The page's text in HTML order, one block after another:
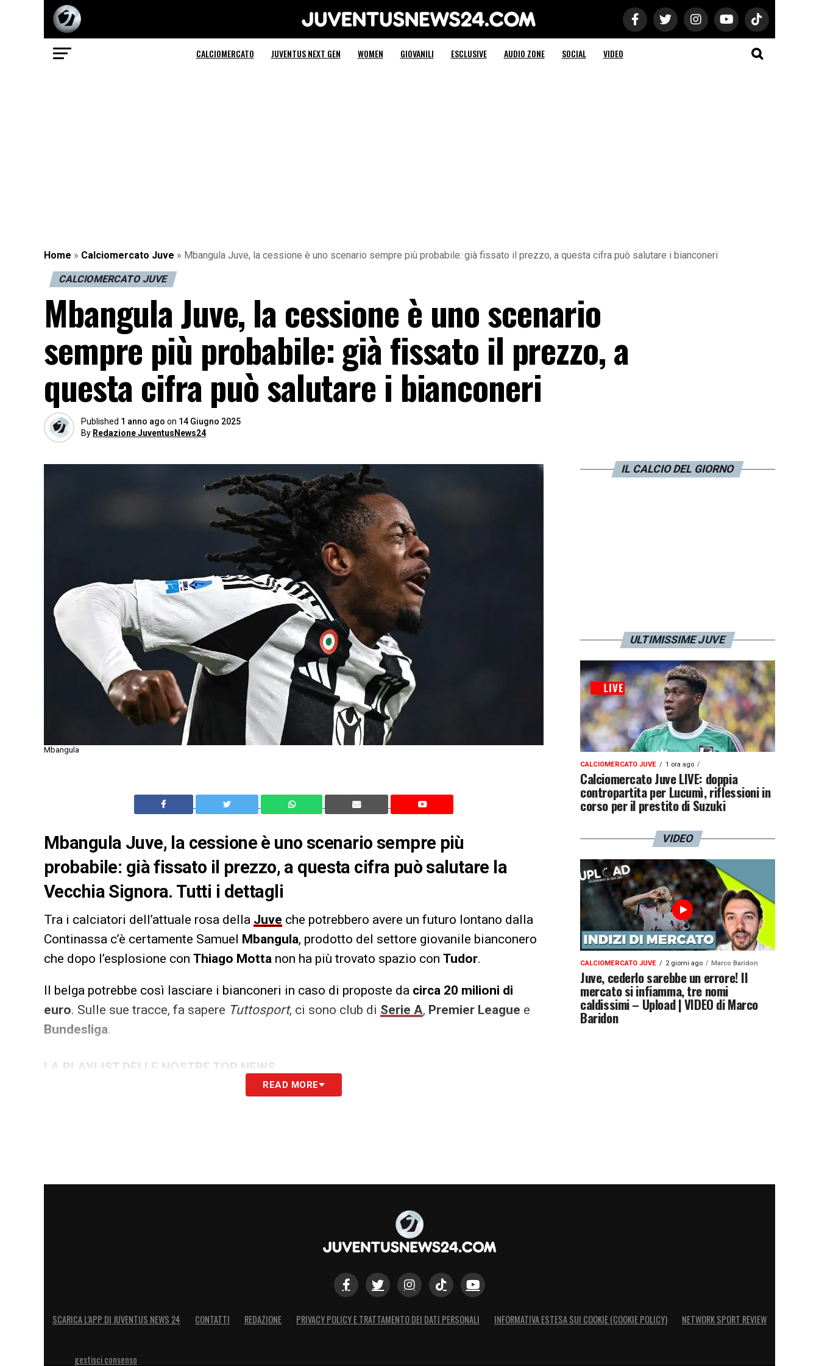
Juventus News 24
CALCIOMERCATO JUVENTUS NEXT GEN WOMEN GIOVANILI ESCLUSIVE AUDIO ZONE SOCIAL VIDEO
Home » Calciomercato Juve » Mbangula Juve, la cessione è uno scenario sempre più probabile: già fissato il prezzo, a questa cifra può salutare i bianconeri
CALCIOMERCATO JUVE
Mbangula Juve, la cessione è uno scenario
sempre più probabile: già fissato il prezzo, a
questa cifra può salutare i bianconeri
Published 1 anno ago on 14 Giugno 2025
By Redazione JuventusNews24
Mbangula
Mbangula Juve, la cessione è uno scenario sempre più
probabile: già fissato il prezzo, a questa cifra può salutare la
Vecchia Signora. Tutti i dettagli
Tra i calciatori dell’attuale rosa della Juve che potrebbero avere un futuro lontano dalla
Continassa c’è certamente Samuel Mbangula, prodotto del settore giovanile bianconero
che dopo l’esplosione con Thiago Motta non ha più trovato spazio con Tudor.
Il belga potrebbe così lasciare i bianconeri in caso di proposte da circa 20 milioni di
euro. Sulle sue tracce, fa sapere Tuttosport, ci sono club di Serie A, Premier League e
Bundesliga.
LA PLAYLIST DELLE NOSTRE TOP NEWS
READ MORE
IL CALCIO DEL GIORNO
ULTIMISSIME JUVE
CALCIOMERCATO JUVE 1 ora ago
Calciomercato Juve LIVE: doppia
contropartita per Lucumì, riflessioni in
corso per il prestito di Suzuki
VIDEO
CALCIOMERCATO JUVE 2 giorni ago Marco Baridon
Juve, cederlo sarebbe un errore! Il
mercato si infiamma, tre nomi
caldissimi – Upload | VIDEO di Marco
Baridon
SCARICA L’APP DI JUVENTUS NEWS 24 CONTATTI REDAZIONE PRIVACY POLICY E TRATTAMENTO DEI DATI PERSONALI INFORMATIVA ESTESA SUI COOKIE (COOKIE POLICY) NETWORK SPORT REVIEW
gestisci consenso